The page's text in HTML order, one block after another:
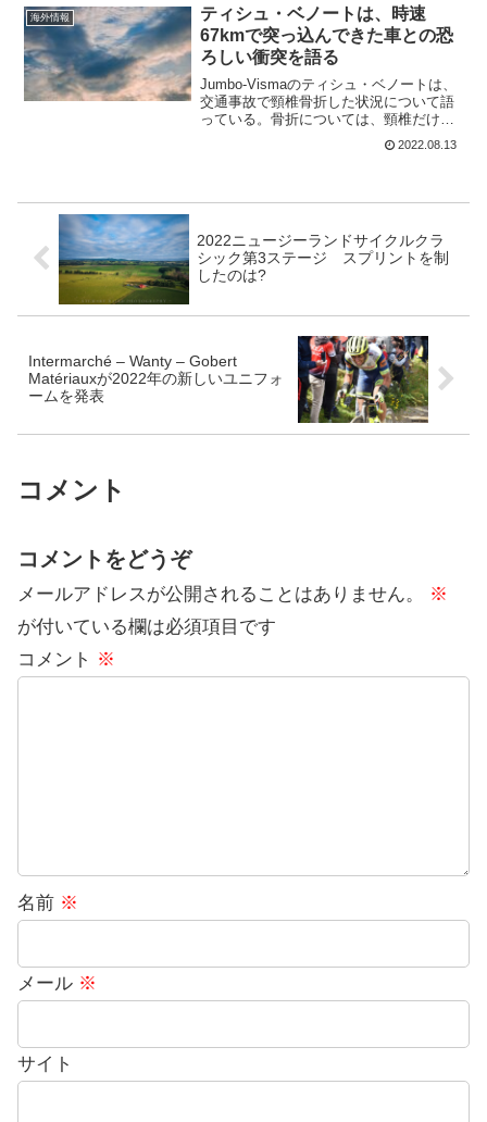
ど、ツイッターなどでの批判は少しずつ
大きくなっているのも...
海外情報
ティシュ・ベノートは、時速
67kmで突っ込んできた車との恐
ろしい衝突を語る
Jumbo-Vismaのティシュ・ベノートは、
交通事故で頸椎骨折した状況について語
っている。骨折については、頸椎だけで
なく肋骨も骨折しているようだ。少しず
れていたら下半身不随に命の危険もあっ
2022.08.13
2022ニュージーランドサイクルクラ
シック第3ステージ スプリントを制
したのは?
Intermarché – Wanty – Gobert
Matériauxが2022年の新しいユニフォ
ームを発表
コメント
コメントをどうぞ
メールアドレスが公開されることはありません。
※
が付いている欄は必須項目です
コメント ※
名前 ※
メール ※
サイト